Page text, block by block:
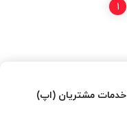
1
خدمات مشتریان (اپ)